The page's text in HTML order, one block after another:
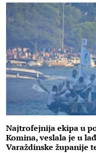
Najtrofejnija ekipa u
Komina, veslala je u
Varaždinske županije